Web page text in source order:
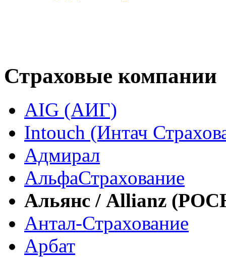
Страховые компании
AIG (АИГ)
Intouch (Интач
Адмирал
АльфаСтрахование
Альянс / Allianz
Антал-Страхование
Арбат